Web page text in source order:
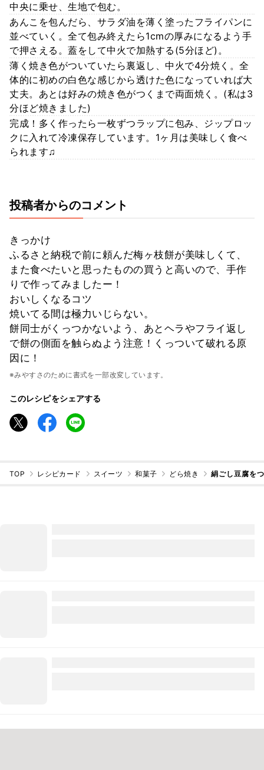
中央に乗せ、生地で包む。
あんこを包んだら、サラダ油を薄く塗ったフライパンに
並べていく。全て包み終えたら1cmの厚みになるよう手
で押さえる。蓋をして中火で加熱する(5分ほど)。
薄く焼き色がついていたら裏返し、中火で4分焼く。全
体的に初めの白色な感じから透けた色になっていれば大
丈夫。あとは好みの焼き色がつくまで両面焼く。(私は3
分ほど焼きました)
完成！多く作ったら一枚ずつラップに包み、ジップロッ
クに入れて冷凍保存しています。1ヶ月は美味しく食べ
られます♫
投稿者からのコメント
きっかけ
ふるさと納税で前に頼んだ梅ヶ枝餅が美味しくて、
また食べたいと思ったものの買うと高いので、手作
りで作ってみましたー！
おいしくなるコツ
焼いてる間は極力いじらない。
餅同士がくっつかないよう、あとヘラやフライ返し
で餅の側面を触らぬよう注意！くっついて破れる原
因に！
※みやすさのために書式を一部改変しています。
このレシピをシェアする
TOP レシピカード スイーツ 和菓子 どら焼き 絹ごし豆腐を